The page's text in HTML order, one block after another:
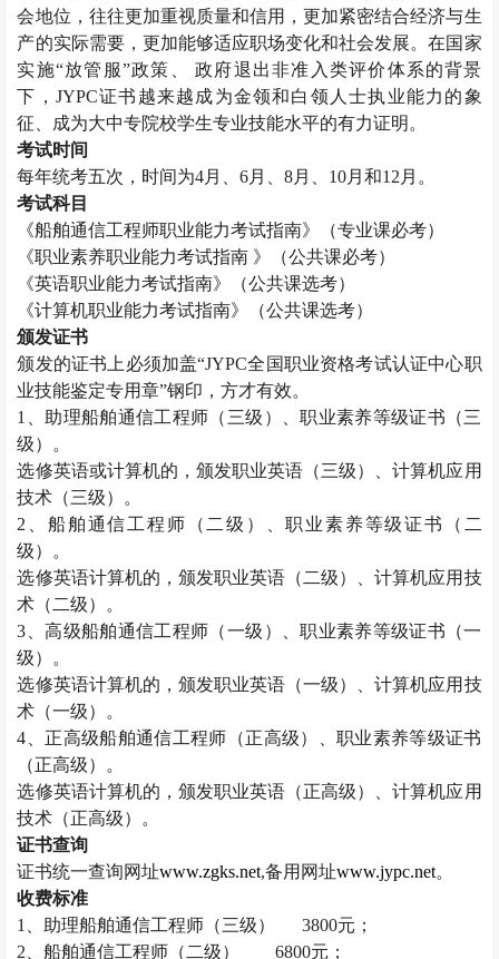
会地位，往往更加重视质量和信用，更加紧密结合经济与生
产的实际需要，更加能够适应职场变化和社会发展。在国家
实施“放管服”政策、 政府退出非准入类评价体系的背景
下， JYPC证书越来越成为金领和白领人士执业能力的象
征、成为大中专院校学生专业技能水平的有力证明。
考试时间
每年统考五次，时间为4月、6月、8月、 10月和12 月。
考试科目
《船舶通信工程师职业能力考试指南》（专业课必考）
《职业素养职业能力考试指南 》（公共课必考）
《英语职业能力考试指南》（公共课选考）
《计算机职业能力考试指南》（公共课选考）
颁发证书
颁发的证书上必须加盖“JYPC全国职业资格考试认证中心职
业技能鉴定专用章”钢印，方才有效。
1
、助理船舶通信工程师（三级）、职业素养等级证书（三
级）。
选修英语或计算机的，颁发职业英语（三级）、计算机应用
技术（三级）。
2 、船舶通信工程师（二级）、职业素养等级证书（二
级）。
选修英语计算机的，颁发职业英语（二级）、计算机应用技
术（二级）。
3 、高级船舶通信工程师（一级）、职业素养等级证书（一
级）。
选修英语计算机的，颁发职业英语（一级）、计算机应用技
术（一级）。
4 、正高级船舶通信工程师（正高级）、职业素养等级证书
（正高级）。
选修英语计算机的，颁发职业英语（正高级）、计算机应用
技术（正高级）。
证书查询
证书统一查询网址www.zgks.net,备用网址www.jypc.net。
收费标准
1
、助理船舶通信工程师（三级） 3800元；
2 、船舶通信工程师（二级） 6800元；